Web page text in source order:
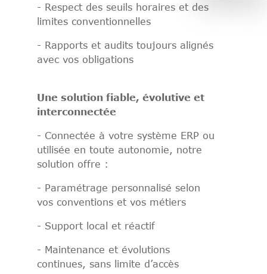
- Respect des seuils horaires et des
limites conventionnelles
- Rapports et audits toujours alignés
avec vos obligations
Une solution fiable, évolutive et
interconnectée
- Connectée à votre système ERP ou
utilisée en toute autonomie, notre
solution offre :
- Paramétrage personnalisé selon
vos conventions et vos métiers
- Support local et réactif
- Maintenance et évolutions
continues, sans limite d’accès